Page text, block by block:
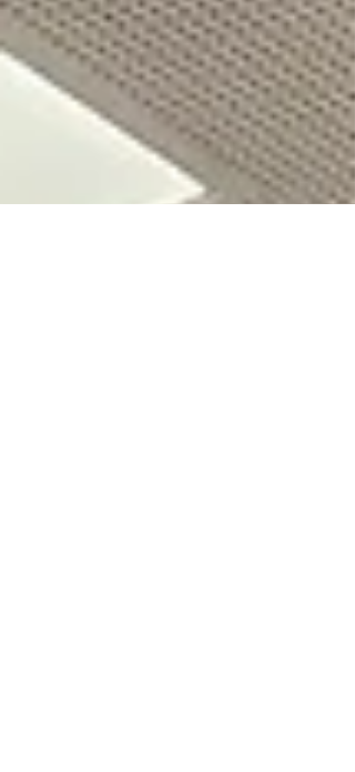
úpravou. Odráží současné pojetí